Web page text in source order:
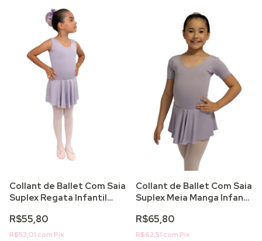
Collant de Ballet Com Saia
Suplex Regata Infantil
R$55,80
R$53,01 com Pix
Collant de Ballet Com Saia
Suplex Meia Manga Infantil
R$65,80
R$62,51 com Pix